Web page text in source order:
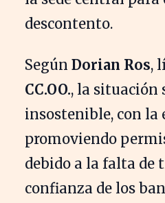
descontento.
Según Dorian Ros,
CC.OO., la situación
insostenible, con la
promoviendo
debido a la falta de
confianza de los